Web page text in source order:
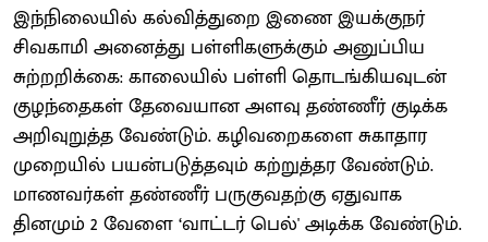
இந்நிலையில் கல்வித்துறை இணை இயக்குநர்
சிவகாமி அனைத்து பள்ளிகளுக்கும் அனுப்பிய
சுற்றறிக்கை: காலையில் பள்ளி தொடங்கியவுடன்
குழந்தைகள் தேவையான அளவு தண்ணீர் குடிக்க
அறிவுறுத்த வேண்டும். கழிவறைகளை சுகாதார
முறையில் பயன்படுத்தவும் கற்றுத்தர வேண்டும்.
மாணவர்கள் தண்ணீர் பருகுவதற்கு ஏதுவாக
தினமும் 2 வேளை ‘வாட்டர் பெல்' அடிக்க வேண்டும்.